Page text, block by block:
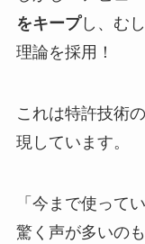
をキープし、む
理論を採用！
これは特許技術
現しています。
「今まで使って
驚く声が多いの